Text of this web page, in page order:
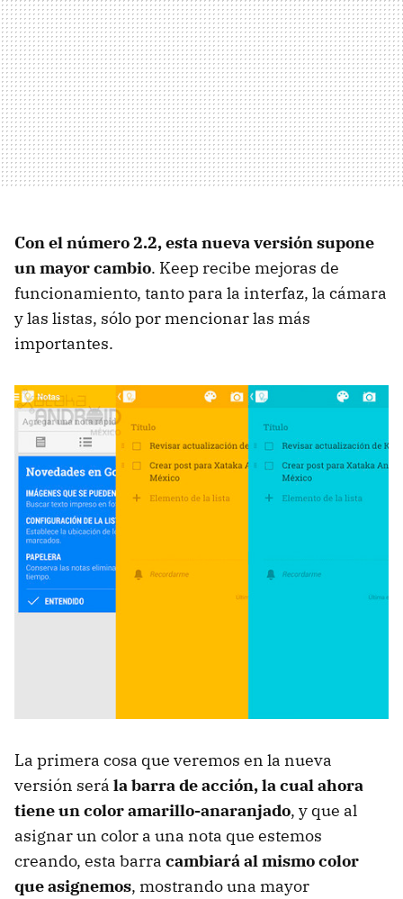
Con el número 2.2, esta nueva versión supone
un mayor cambio. Keep recibe mejoras de
funcionamiento, tanto para la interfaz, la cámara
y las listas, sólo por mencionar las más
importantes.
La primera cosa que veremos en la nueva
versión será la barra de acción, la cual ahora
tiene un color amarillo-anaranjado, y que al
asignar un color a una nota que estemos
creando, esta barra cambiará al mismo color
que asignemos, mostrando una mayor